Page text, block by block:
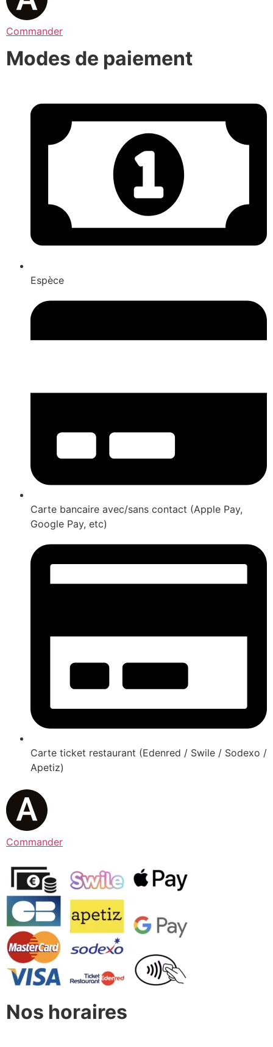
Commander
Modes de paiement
Espèce
Carte bancaire avec/sans contact (Apple Pay,
Google Pay, etc)
Carte ticket restaurant (Edenred / Swile / Sodexo /
Apetiz)
Commander
Nos horaires